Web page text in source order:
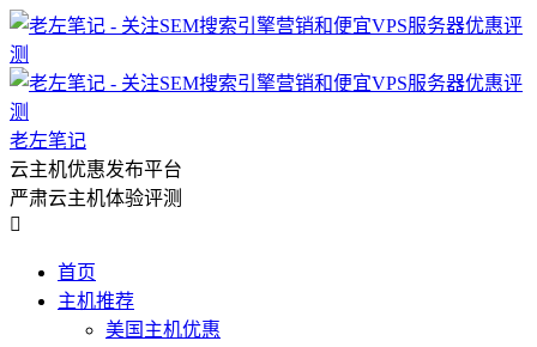
老左笔记
云主机优惠发布平台
严肃云主机体验评测

首页
主机推荐
美国主机优惠